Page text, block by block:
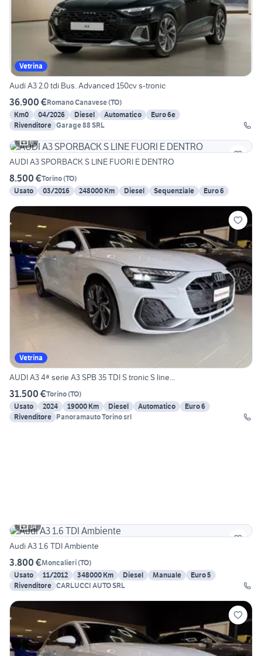
Vetrina
Audi A3 2.0 tdi Bus. Advanced 150cv s-tronic
36.900 €Romano Canavese(TO)
Km0
04/2026 Diesel Automatico
Euro 6e
Rivenditore Garage 88 SRL
6
AUDI A3 SPORBACK S LINE FUORI E DENTRO
8.500 €Torino(TO)
Usato
03/2016 248000 Km Diesel Sequenziale Euro 6
Vetrina
AUDI A3 4ª serie A3 SPB 35 TDI S tronic S line...
31.500 €Torino(TO)
Usato
2024 19000 Km Diesel Automatico
Euro 6
Rivenditore Panoramauto Torino srl
14
Audi A3 1.6 TDI Ambiente
3.800 €Moncalieri(TO)
Usato
11/2012 348000 Km Diesel Manuale
Euro 5
Rivenditore CARLUCCI AUTO SRL